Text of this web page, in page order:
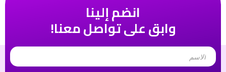
انضم إلينا
وابق على تواصل معنا!
Name